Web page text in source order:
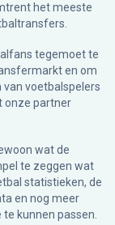
het meeste
tegemoet te
en om
voetbalspelers
onze partner
wat de
te zeggen wat
statistieken, de
en nog meer
kunnen passen.